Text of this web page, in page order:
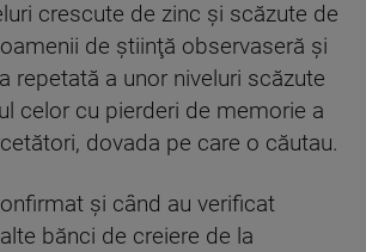
crescute de zinc şi scăzute de
de ştiinţă observaseră şi
repetată a unor niveluri scăzute
celor cu pierderi de memorie a
dovada pe care o căutau.
şi când au verificat
bănci de creiere de la